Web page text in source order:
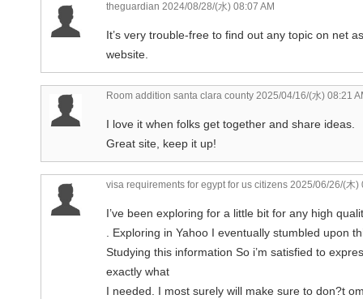
theguardian 2024/08/28/(水) 08:07 AM
It’s very trouble-free to find out any topic on net
website.
Room addition santa clara county 2025/04/16/(水) 08:21
I love it when folks get together and share ideas.
Great site, keep it up!
visa requirements for egypt for us citizens 2025/06/26/(木)
I’ve been exploring for a little bit for any high
. Exploring in Yahoo I eventually stumbled upon
Studying this information So i’m satisfied to
exactly what
I needed. I most surely will make sure to don?t